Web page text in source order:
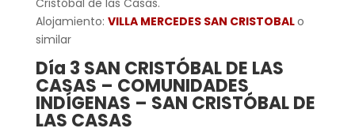
Alojamiento: VILLA MERCEDES SAN CRISTOBALo
similar
Día 3 SAN CRISTÓBAL DE LAS
CASAS – COMUNIDADES
INDÍGENAS – SAN CRISTÓBAL DE
LAS CASAS